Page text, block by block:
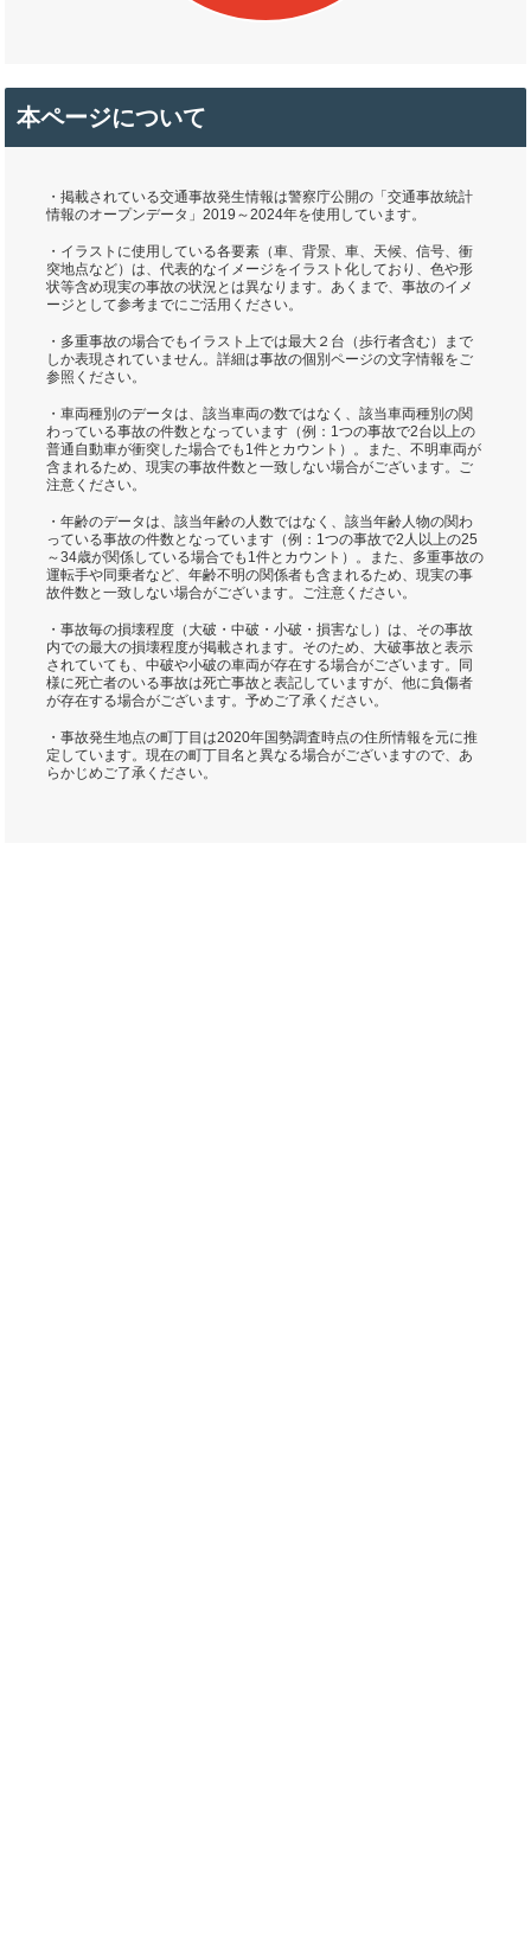
本ページについて
・掲載されている交通事故発生情報は警察庁公開の「交通事故統計
情報のオープンデータ」2019～2024年を使用しています。
・イラストに使用している各要素（車、背景、車、天候、信号、衝
突地点など）は、代表的なイメージをイラスト化しており、色や形
状等含め現実の事故の状況とは異なります。あくまで、事故のイメ
ージとして参考までにご活用ください。
・多重事故の場合でもイラスト上では最大２台（歩行者含む）まで
しか表現されていません。詳細は事故の個別ページの文字情報をご
参照ください。
・車両種別のデータは、該当車両の数ではなく、該当車両種別の関
わっている事故の件数となっています（例：1つの事故で2台以上の
普通自動車が衝突した場合でも1件とカウント）。また、不明車両が
含まれるため、現実の事故件数と一致しない場合がございます。ご
注意ください。
・年齢のデータは、該当年齢の人数ではなく、該当年齢人物の関わ
っている事故の件数となっています（例：1つの事故で2人以上の25
～34歳が関係している場合でも1件とカウント）。また、多重事故の
運転手や同乗者など、年齢不明の関係者も含まれるため、現実の事
故件数と一致しない場合がございます。ご注意ください。
・事故毎の損壊程度（大破・中破・小破・損害なし）は、その事故
内での最大の損壊程度が掲載されます。そのため、大破事故と表示
されていても、中破や小破の車両が存在する場合がございます。同
様に死亡者のいる事故は死亡事故と表記していますが、他に負傷者
が存在する場合がございます。予めご了承ください。
・事故発生地点の町丁目は2020年国勢調査時点の住所情報を元に推
定しています。現在の町丁目名と異なる場合がございますので、あ
らかじめご了承ください。